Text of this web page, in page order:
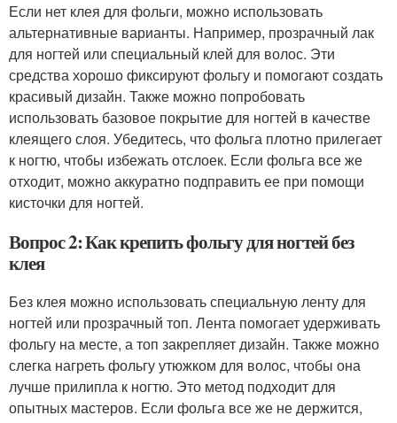
Если нет клея для фольги, можно использовать
альтернативные варианты. Например, прозрачный лак
для ногтей или специальный клей для волос. Эти
средства хорошо фиксируют фольгу и помогают создать
красивый дизайн. Также можно попробовать
использовать базовое покрытие для ногтей в качестве
клеящего слоя. Убедитесь, что фольга плотно прилегает
к ногтю, чтобы избежать отслоек. Если фольга все же
отходит, можно аккуратно подправить ее при помощи
кисточки для ногтей.
Вопрос 2: Как крепить фольгу для ногтей без
клея
Без клея можно использовать специальную ленту для
ногтей или прозрачный топ. Лента помогает удерживать
фольгу на месте, а топ закрепляет дизайн. Также можно
слегка нагреть фольгу утюжком для волос, чтобы она
лучше прилипла к ногтю. Это метод подходит для
опытных мастеров. Если фольга все же не держится,